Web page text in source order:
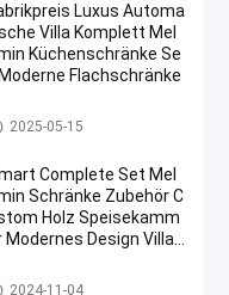
Luxus Automa
Villa Komplett Mel
Küchenschränke Se
Flachschränke
Küchenschrank
2025-05-15
Complete Set Mel
Schränke Zubehör C
Holz Speisekamm
Modernes Design Villa
Küchenschrank
2024-11-04